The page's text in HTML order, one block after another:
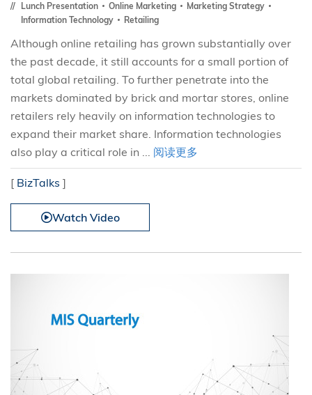
Lunch Presentation Online Marketing
Marketing Strategy
Information Technology
Retailing
Although online retailing has grown substantially over
the past decade, it still accounts for a small portion of
total global retailing. To further penetrate into the
markets dominated by brick and mortar stores, online
retailers rely heavily on information technologies to
expand their market share. Information technologies
also play a critical role in ... 阅读更多
[ BizTalks ]
Watch Video